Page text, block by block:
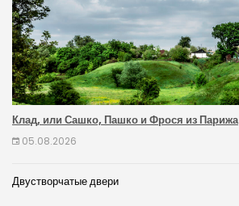
Клад, или Сашко, Пашко и Фрося из Парижа
05.08.2026
Двустворчатые двери